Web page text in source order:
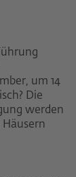
um 14
Die
werden